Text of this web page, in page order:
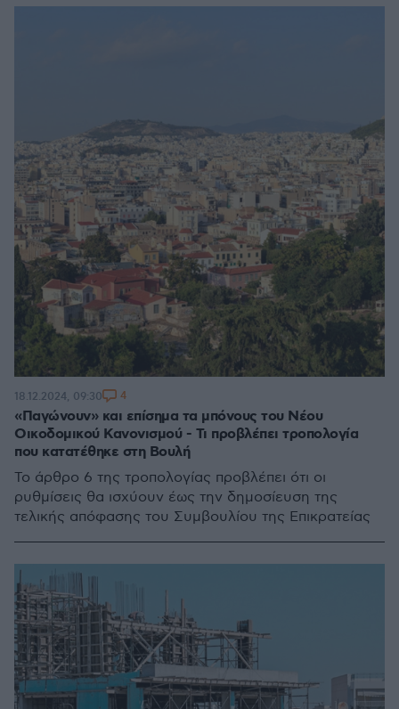
«Παγώνουν» και επίσημα τα μπόνους του Νέου
Οικοδομικού Κανονισμού - Τι προβλέπει τροπολογία
που κατατέθηκε στη Βουλή
Το άρθρο 6 της τροπολογίας προβλέπει ότι οι
ρυθμίσεις θα ισχύουν έως την δημοσίευση της
τελικής απόφασης του Συμβουλίου της Επικρατείας
18.12.2024, 09:30 4